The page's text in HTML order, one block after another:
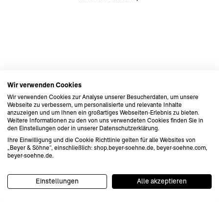
Wir verwenden Cookies
Wir verwenden Cookies zur Analyse unserer Besucherdaten, um unsere
Webseite zu verbessern, um personalisierte und relevante Inhalte
anzuzeigen und um Ihnen ein großartiges Webseiten-Erlebnis zu bieten.
Weitere Informationen zu den von uns verwendeten Cookies finden Sie in
den Einstellungen oder in unserer Datenschutzerklärung.
Ihre Einwilligung und die Cookie Richtlinie gelten für alle Websites von
„Beyer & Söhne“, einschließlich: shop.beyer-soehne.de, beyer-soehne.com,
beyer-soehne.de.
Einstellungen Alle akzeptieren